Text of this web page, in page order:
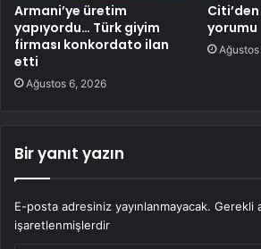
Armani’ye üretim
yapıyordu… Türk giyim
firması konkordato ilan
etti
Ağustos 6, 2026
yorumu
Bir yanıt yazın
E-posta adresiniz yayınlanmayacak. Gerekli
işaretlenmişlerdir